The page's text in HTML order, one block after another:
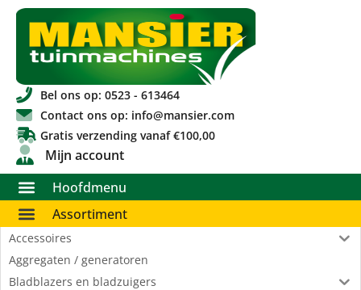
Bel ons op: 0523 - 613464
Contact ons op: info@mansier.com
Gratis verzending vanaf €100,00
Mijn account
Hoofdmenu
Assortiment
Accessoires
Aggregaten / generatoren
Bladblazers en bladzuigers